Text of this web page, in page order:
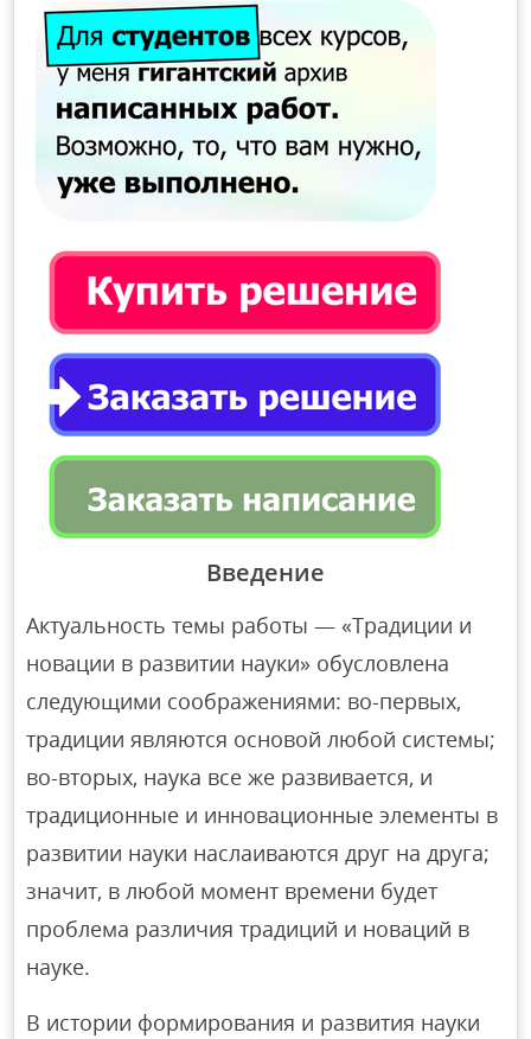
Введение
Актуальность темы работы — «Традиции и
новации в развитии науки» обусловлена
следующими соображениями: во-первых,
традиции являются основой любой системы;
во-вторых, наука все же развивается, и
традиционные и инновационные элементы в
развитии науки наслаиваются друг на друга;
значит, в любой момент времени будет
проблема различия традиций и новаций в
науке.
В истории формирования и развития науки